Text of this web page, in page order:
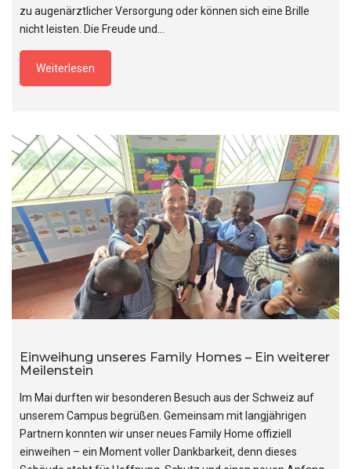
zu augenärztlicher Versorgung oder können sich eine Brille
nicht leisten. Die Freude und…
Weiterlesen
Einweihung unseres Family Homes – Ein weiterer
Meilenstein
Im Mai durften wir besonderen Besuch aus der Schweiz auf
unserem Campus begrüßen. Gemeinsam mit langjährigen
Partnern konnten wir unser neues Family Home offiziell
einweihen – ein Moment voller Dankbarkeit, denn dieses